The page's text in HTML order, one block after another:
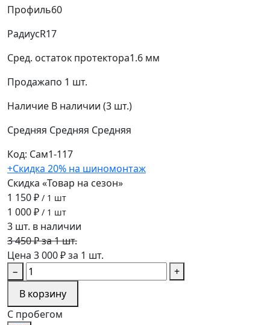
Профиль60
РадиусR17
Сред. остаток протектора1.6 мм
Продажапо 1 шт.
Наличие В наличии (3 шт.)
Средняя Средняя Средняя
Код: Сам1-117
+Скидка 20% на шиномонтаж
Скидка «Товар на сезон»
1 150 ₽ / 1 шт
1 000 ₽ / 1 шт
3 шт. в наличии
3 450 ₽ за 1 шт.
Цена 3 000 ₽ за 1 шт.
−
+
В корзину
С пробегом